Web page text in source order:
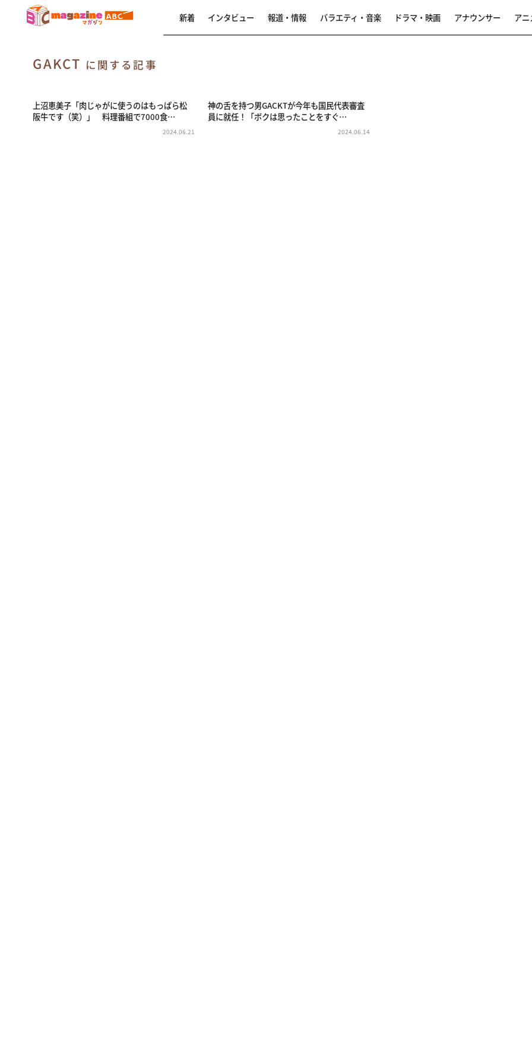
新着 インタビュー 報道・情報 バラエティ・音楽 ドラマ・映画 アナウンサー アニ
GAKCT に関する記事
上沼恵美子「肉じゃがに使うのはもっぱら松
阪牛です（笑）」 料理番組で7000食…
2024.06.21
神の舌を持つ男GACKTが今年も国民代表審査
員に就任！「ボクは思ったことをすぐ…
2024.06.14